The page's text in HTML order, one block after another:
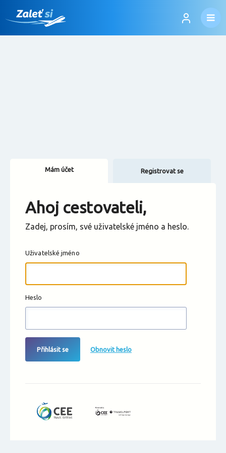
Změnit měnu
Mám účet Registrovat se
Ahoj cestovateli,
Zadej, prosím, své uživatelské jméno a heslo.
Uživatelské jméno
Heslo
Přihlásit se Obnovit heslo